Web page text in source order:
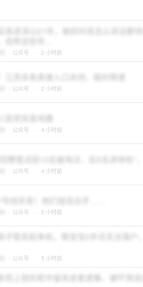
逃进深山21年，被抓时连怎么说话都
· 公众号 · · 2 小时前 ·
· 公众号 · · 2 小时前 ·
· 公众号 · · 4 小时前 ·
招聘笔试前13名被淘汰，后5名进体检”
· 公众号 · · 4 小时前 ·
· 公众号 · · 5 小时前 ·
子取名起争执，致宝宝2岁还无法落户
· 公众号 · · 5 小时前 ·
现上锁的柜中留有逝者遗像，被吓哭